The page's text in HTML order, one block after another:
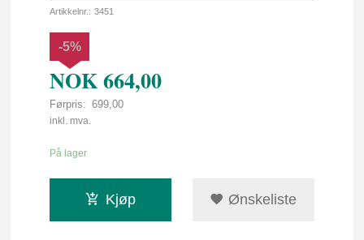
Artikkelnr.: 3451
NOK664,00
Førpris: 699,00
Rabatt
-5%
inkl. mva.
På lager
Kjøp Ønskeliste